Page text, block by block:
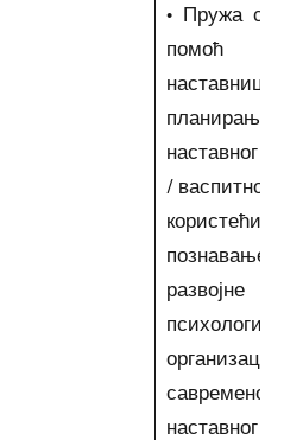
• Пружа
помоћ
планирању
наставног
/ васпитног
користећи
познавање
развојне
психологије,
савременог
наставног